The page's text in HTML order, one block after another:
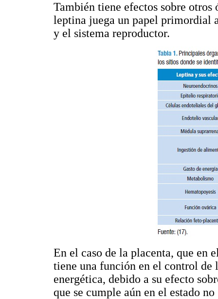
También tiene efectos sobre otros
leptina juega un papel primordial
y el sistema reproductor.
En el caso de la placenta, que en
tiene una función en el control de
energética, debido a su efecto
que se cumple aún en el estado